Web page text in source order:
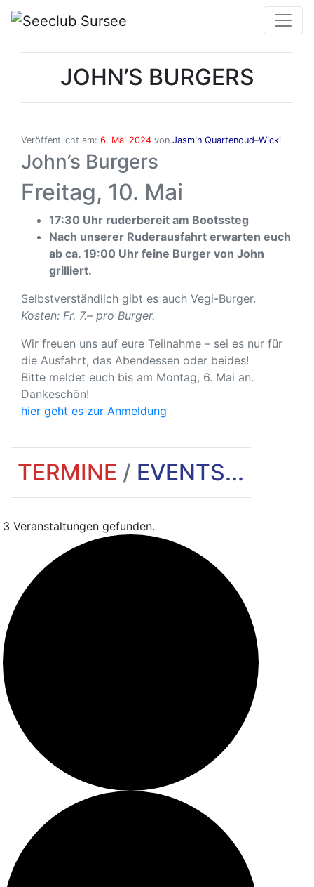
JOHN’S BURGERS
Veröffentlicht am: 6. Mai 2024 von Jasmin Quartenoud–Wicki
John’s Burgers
Freitag, 10. Mai
17:30 Uhr ruderbereit am Bootssteg
Nach unserer Ruderausfahrt erwarten euch
ab ca. 19:00 Uhr feine Burger von John
grilliert.
Selbstverständlich gibt es auch Vegi-Burger.
Kosten: Fr. 7.– pro Burger.
Wir freuen uns auf eure Teilnahme – sei es nur für
die Ausfahrt, das Abendessen oder beides!
Bitte meldet euch bis am Montag, 6. Mai an.
Dankeschön!
hier geht es zur Anmeldung
TERMINE / EVENTS...
3 Veranstaltungen gefunden.